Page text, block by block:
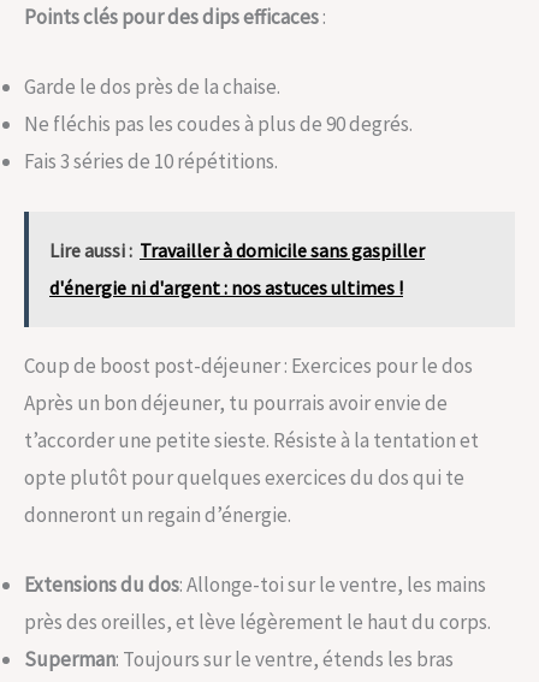
Points clés pour des dips efficaces:
Garde le dos près de la chaise.
Ne fléchis pas les coudes à plus de 90 degrés.
Fais 3 séries de 10 répétitions.
Lire aussi : Travailler à domicile sans gaspiller
d'énergie ni d'argent : nos astuces ultimes !
Coup de boost post-déjeuner : Exercices pour le dos
Après un bon déjeuner, tu pourrais avoir envie de
t’accorder une petite sieste. Résiste à la tentation et
opte plutôt pour quelques exercices du dos qui te
donneront un regain d’énergie.
Extensions du dos: Allonge-toi sur le ventre, les mains
près des oreilles, et lève légèrement le haut du corps.
Superman: Toujours sur le ventre, étends les bras